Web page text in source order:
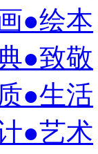
●绘本
●致敬
●生活
●艺术